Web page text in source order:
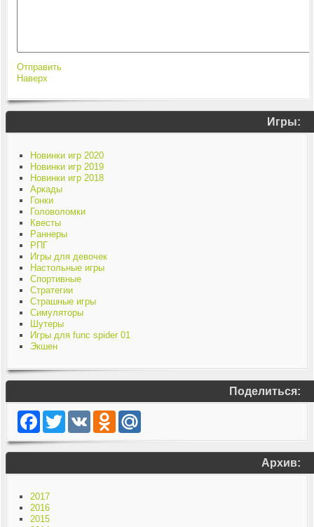
Отправить
Наверх
Игры:
Новинки игр 2020
Новинки игр 2019
Новинки игр 2018
Аркады
Гонки
Головоломки
Квесты
Раннеры
РПГ
Игры для девочек
Настольные игры
Спортивные
Стратегии
Страшные игры
Симуляторы
Шутеры
Игры для func spider 01
Экшен
Поделиться:
Facebook
TwitterVK Odnoklassniki
Mail.Ru
Архив:
2017
2016
2015